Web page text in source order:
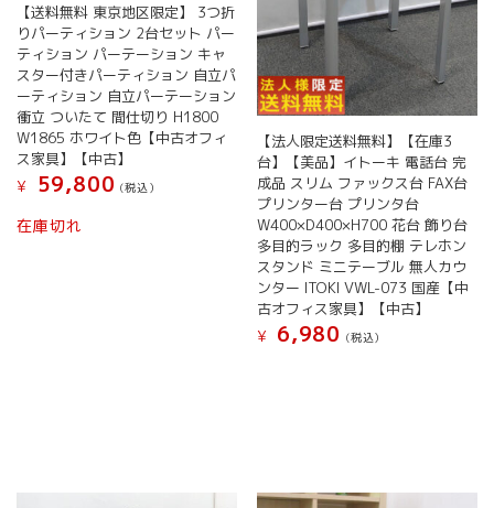
【送料無料 東京地区限定】 3つ折
りパーティション 2台セット パー
ティション パーテーション キャ
スター付きパーティション 自立パ
ーティション 自立パーテーション
衝立 ついたて 間仕切り H1800
W1865 ホワイト色【中古オフィ
ス家具】【中古】
¥
59,800 (税込）
在庫切れ
【法人限定送料無料】【在庫3
台】【美品】イトーキ 電話台 完
成品 スリム ファックス台 FAX台
プリンター台 プリンタ台
W400×D400×H700 花台 飾り台
多目的ラック 多目的棚 テレホン
スタンド ミニテーブル 無人カウ
ンター ITOKI VWL-073 国産【中
古オフィス家具】【中古】
¥
6,980 (税込）